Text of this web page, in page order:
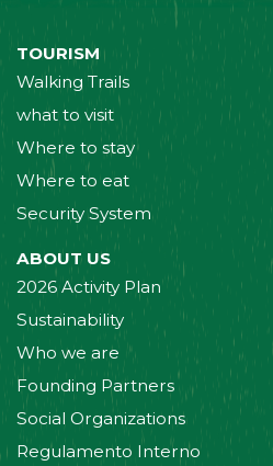
TOURISM
Walking Trails
what to visit
Where to stay
Where to eat
Security System
ABOUT US
2026 Activity Plan
Sustainability
Who we are
Founding Partners
Social Organizations
Regulamento Interno